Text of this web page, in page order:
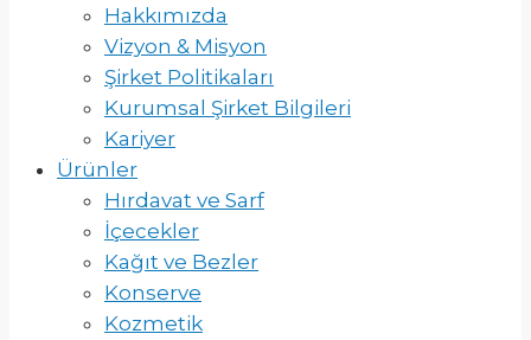
Hakkımızda
Vizyon & Misyon
Şirket Politikaları
Kurumsal Şirket Bilgileri
Kariyer
Ürünler
Hırdavat ve Sarf
İçecekler
Kağıt ve Bezler
Konserve
Kozmetik